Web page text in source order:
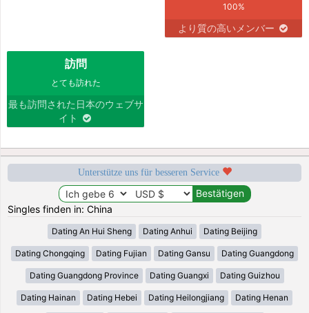
100%
より質の高いメンバー
訪問
とても訪れた
最も訪問された日本のウェブサ
イト
Unterstütze uns für besseren Service
Singles finden in: China
Dating An Hui Sheng Dating Anhui Dating Beijing
Dating Chongqing Dating Fujian Dating Gansu Dating Guangdong
Dating Guangdong Province Dating Guangxi Dating Guizhou
Dating Hainan Dating Hebei Dating Heilongjiang Dating Henan